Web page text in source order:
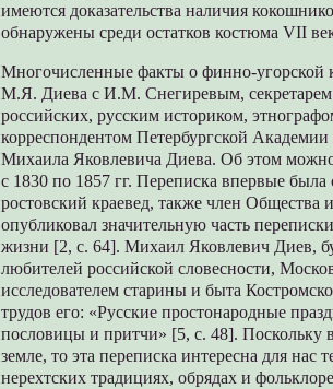
имеются доказательства наличия
обнаружены среди остатков костюма VII
Многочисленные факты о финно-угорской
М.Я. Диева с И.М. Снегиревым, секретарем
российских, русским историком,
корреспондентом Петербургской
Михаила Яковлевича Диева. Об этом можно
с 1830 по 1857 гг. Переписка впервые
ростовский краевед, также член
опубликовал значительную часть
жизни [2, с. 64]. Михаил Яковлевич Диев,
любителей российской словесности,
исследователем старины и быта
трудов его: «Русские простонародные
пословицы и притчи» [5, с. 48]. Поскольку
земле, то эта переписка интересна для
нерехтских традициях, обрядах и